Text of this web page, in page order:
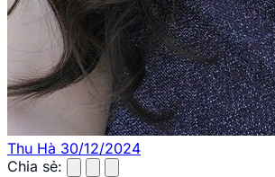
Thu Hà 30/12/2024
Chia sẻ: